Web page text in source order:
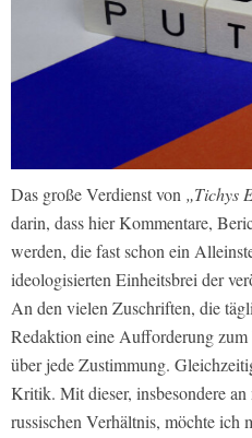
Das große Verdienst von „Tichys
darin, dass hier Kommentare,
werden, die fast schon ein
ideologisierten Einheitsbrei der
An den vielen Zuschriften, die
Redaktion eine Aufforderung
über jede Zustimmung.
Kritik. Mit dieser, insbesondere
russischen Verhältnis, möchte ich